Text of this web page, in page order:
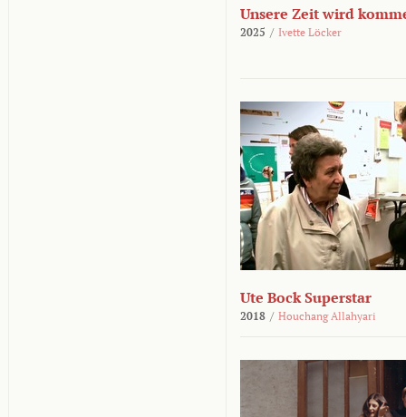
Unsere Zeit wird
2025 / Ivette Löcker
Ute Bock Superstar
2018 / Houchang Allahyari